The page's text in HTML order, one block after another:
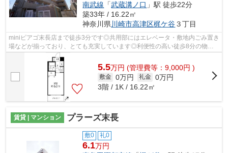
南武線 「武蔵溝ノ口 」駅 徒歩22分
築33年 / 16.22㎡
神奈川県川崎市高津区梶ケ谷３丁目
miniピアゴ末長店まで徒歩3分です◎共用部にはエレベータ・敷地内ごみ置き
場などが揃っており、とても充実しています◎利便性の高い徒歩8分の物件
です◎外観タイル張りの物件が好評です◎...
5.5万円 (管理費等：9,000円 )
敷金 0万円 礼金 0万円
3階 / 1K / 16.22㎡
賃貸 | マンション プラーズ末長
敷0 礼0
6.1万円